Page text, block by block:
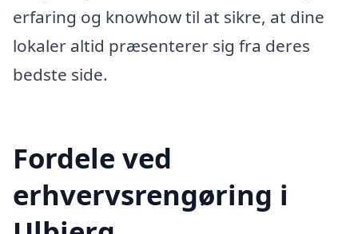
erfaring og knowhow til at sikre, at dine
lokaler altid præsenterer sig fra deres
bedste side.
Fordele ved
erhvervsrengøring i